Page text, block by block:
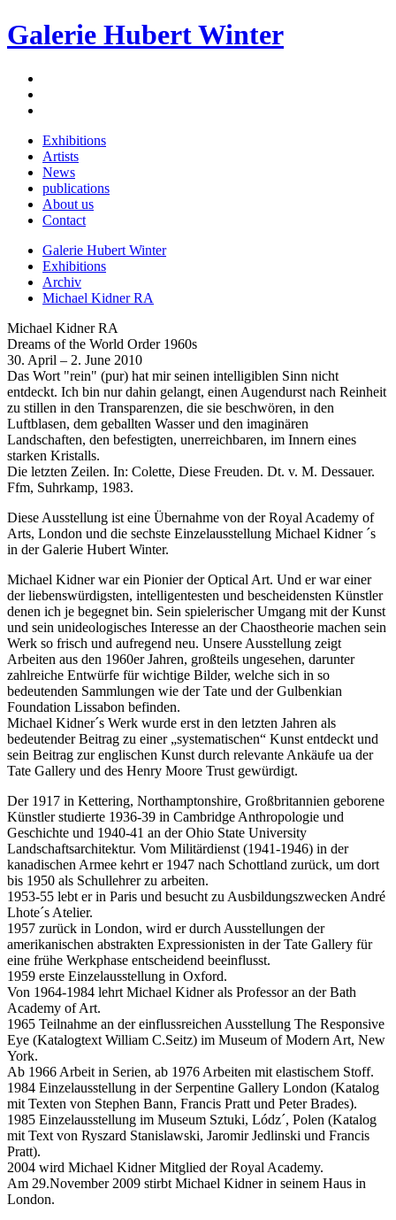
Galerie Hubert Winter
Exhibitions
Artists
News
publications
About us
Contact
Galerie Hubert Winter
Exhibitions
Archiv
Michael Kidner RA
Michael Kidner RA
Dreams of the World Order 1960s
30. April – 2. June 2010
Das Wort "rein" (pur) hat mir seinen intelligiblen Sinn nicht
entdeckt. Ich bin nur dahin gelangt, einen Augendurst nach Reinheit
zu stillen in den Transparenzen, die sie beschwören, in den
Luftblasen, dem geballten Wasser und den imaginären
Landschaften, den befestigten, unerreichbaren, im Innern eines
starken Kristalls.
Die letzten Zeilen. In: Colette, Diese Freuden. Dt. v. M. Dessauer.
Ffm, Suhrkamp, 1983.
Diese Ausstellung ist eine Übernahme von der Royal Academy of
Arts, London und die sechste Einzelausstellung Michael Kidner ´s
in der Galerie Hubert Winter.
Michael Kidner war ein Pionier der Optical Art. Und er war einer
der liebenswürdigsten, intelligentesten und bescheidensten Künstler
denen ich je begegnet bin. Sein spielerischer Umgang mit der Kunst
und sein unideologisches Interesse an der Chaostheorie machen sein
Werk so frisch und aufregend neu. Unsere Ausstellung zeigt
Arbeiten aus den 1960er Jahren, großteils ungesehen, darunter
zahlreiche Entwürfe für wichtige Bilder, welche sich in so
bedeutenden Sammlungen wie der Tate und der Gulbenkian
Foundation Lissabon befinden.
Michael Kidner´s Werk wurde erst in den letzten Jahren als
bedeutender Beitrag zu einer „systematischen“ Kunst entdeckt und
sein Beitrag zur englischen Kunst durch relevante Ankäufe ua der
Tate Gallery und des Henry Moore Trust gewürdigt.
Der 1917 in Kettering, Northamptonshire, Großbritannien geborene
Künstler studierte 1936-39 in Cambridge Anthropologie und
Geschichte und 1940-41 an der Ohio State University
Landschaftsarchitektur. Vom Militärdienst (1941-1946) in der
kanadischen Armee kehrt er 1947 nach Schottland zurück, um dort
bis 1950 als Schullehrer zu arbeiten.
1953-55 lebt er in Paris und besucht zu Ausbildungszwecken André
Lhote´s Atelier.
1957 zurück in London, wird er durch Ausstellungen der
amerikanischen abstrakten Expressionisten in der Tate Gallery für
eine frühe Werkphase entscheidend beeinflusst.
1959 erste Einzelausstellung in Oxford.
Von 1964-1984 lehrt Michael Kidner als Professor an der Bath
Academy of Art.
1965 Teilnahme an der einflussreichen Ausstellung The Responsive
Eye (Katalogtext William C.Seitz) im Museum of Modern Art, New
York.
Ab 1966 Arbeit in Serien, ab 1976 Arbeiten mit elastischem Stoff.
1984 Einzelausstellung in der Serpentine Gallery London (Katalog
mit Texten von Stephen Bann, Francis Pratt und Peter Brades).
1985 Einzelausstellung im Museum Sztuki, Lódz´, Polen (Katalog
mit Text von Ryszard Stanislawski, Jaromir Jedlinski und Francis
Pratt).
2004 wird Michael Kidner Mitglied der Royal Academy.
Am 29.November 2009 stirbt Michael Kidner in seinem Haus in
London.